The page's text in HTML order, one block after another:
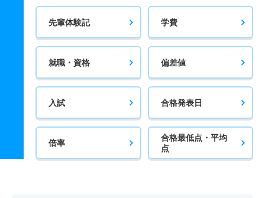
先輩体験記 学費
就職・資格 偏差値
入試 合格発表日
倍率
合格最低点・平均
点